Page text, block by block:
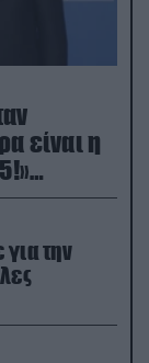
είναι η
την